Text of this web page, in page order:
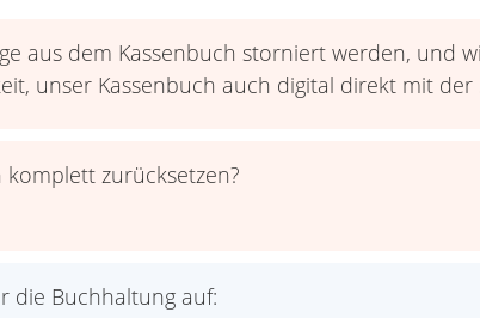
aus dem Kassenbuch storniert werden,
unser Kassenbuch auch digital direkt mit
zurücksetzen?
die Buchhaltung auf: